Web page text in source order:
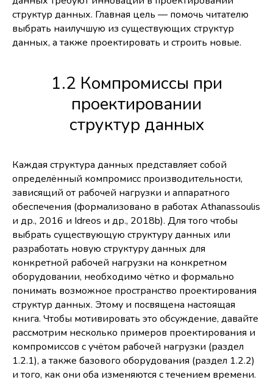
структур данных. Главная цель — помочь читателю
выбрать наилучшую из существующих структур
данных, а также проектировать и строить новые.
1.2 Компромиссы при
проектировании
структур данных
Каждая структура данных представляет собой
определённый компромисс производительности,
зависящий от рабочей нагрузки и аппаратного
обеспечения (формализовано в работах Athanassoulis
и др., 2016 и Idreos и др., 2018b). Для того чтобы
выбрать существующую структуру данных или
разработать новую структуру данных для
конкретной рабочей нагрузки на конкретном
оборудовании, необходимо чётко и формально
понимать возможное пространство проектирования
структур данных. Этому и посвящена настоящая
книга. Чтобы мотивировать это обсуждение, давайте
рассмотрим несколько примеров проектирования и
компромиссов с учётом рабочей нагрузки (раздел
1.2.1), а также базового оборудования (раздел 1.2.2)
и того, как они оба изменяются с течением времени.